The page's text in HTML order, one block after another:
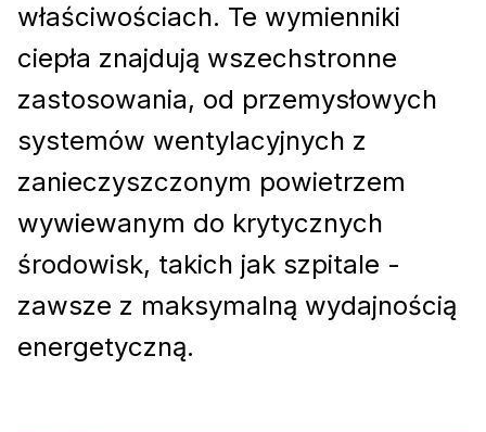
właściwościach. Te wymienniki
ciepła znajdują wszechstronne
zastosowania, od przemysłowych
systemów wentylacyjnych z
zanieczyszczonym powietrzem
wywiewanym do krytycznych
środowisk, takich jak szpitale -
zawsze z maksymalną wydajnością
energetyczną.